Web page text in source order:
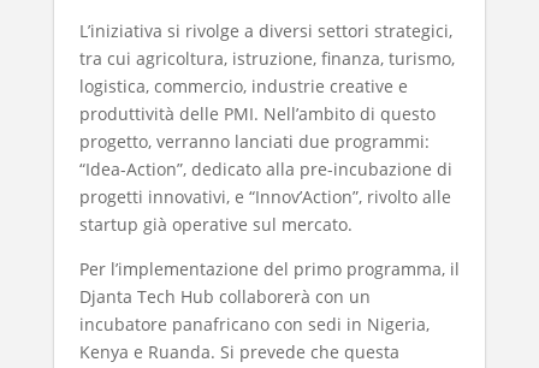
L’iniziativa si rivolge a diversi settori strategici,
tra cui agricoltura, istruzione, finanza, turismo,
logistica, commercio, industrie creative e
produttività delle PMI. Nell’ambito di questo
progetto, verranno lanciati due programmi:
“Idea-Action”, dedicato alla pre-incubazione di
progetti innovativi, e “Innov’Action”, rivolto alle
startup già operative sul mercato.
Per l’implementazione del primo programma, il
Djanta Tech Hub collaborerà con un
incubatore panafricano con sedi in Nigeria,
Kenya e Ruanda. Si prevede che questa